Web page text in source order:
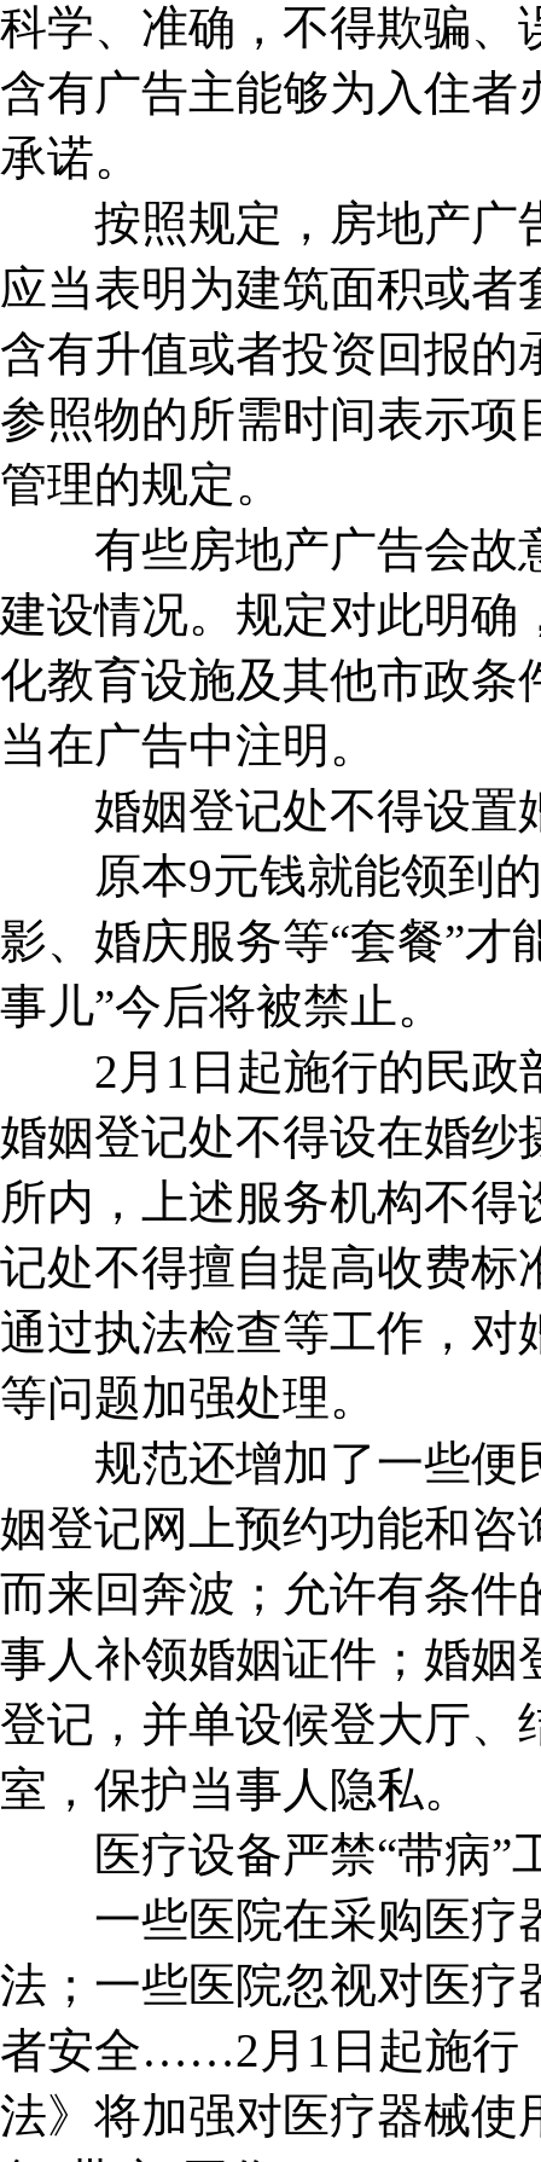
科学、准确，不得欺骗、
含有广告主能够为入住者
承诺。
按照规定，房地产广
应当表明为建筑面积或
含有升值或者投资回报的
参照物的所需时间表示项
管理的规定。
有些房地产广告会故
建设情况。规定对此明确
化教育设施及其他市政条
当在广告中注明。
婚姻登记处不得设置
原本9元钱就能领到的
影、婚庆服务等“套餐”才
事儿”今后将被禁止。
2月1日起施行的民政
婚姻登记处不得设在婚纱
所内，上述服务机构不
记处不得擅自提高收费标
通过执法检查等工作，对
等问题加强处理。
规范还增加了一些便
姻登记网上预约功能和咨
而来回奔波；允许有条件
事人补领婚姻证件；婚姻
登记，并单设候登大厅、
室，保护当事人隐私。
医疗设备严禁“带病”
一些医院在采购医疗
法；一些医院忽视对医疗
者安全……2月1日起施行
法》将加强对医疗器械使